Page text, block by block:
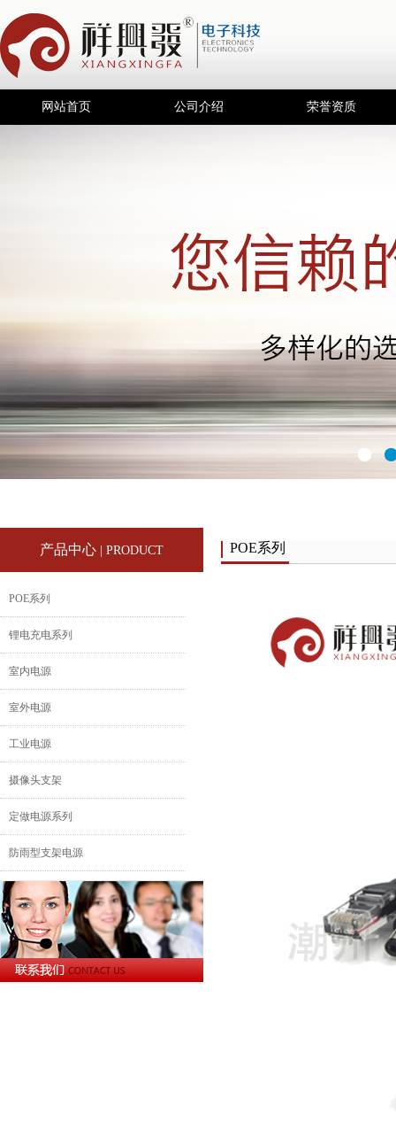
网站首页 公司介绍 荣誉资质
产品中心 | PRODUCT
POE系列
锂电充电系列
室内电源
室外电源
工业电源
摄像头支架
定做电源系列
防雨型支架电源
POE系列